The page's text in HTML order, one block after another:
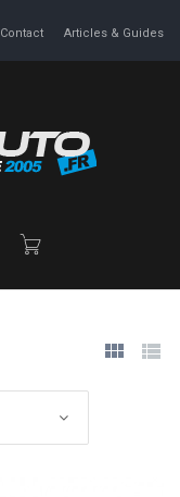
Contact Articles & Guides